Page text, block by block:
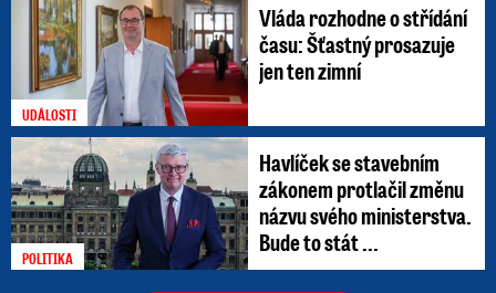
UDÁLOSTI
Vláda rozhodne o střídání
času: Šťastný prosazuje
jen ten zimní
POLITIKA
Havlíček se stavebním
zákonem protlačil změnu
názvu svého ministerstva.
Bude to stát ...